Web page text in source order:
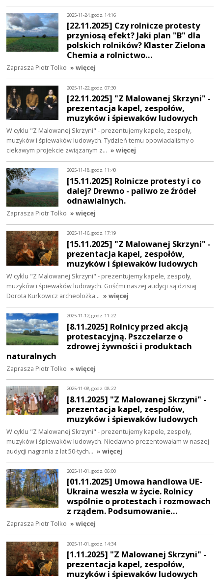
2025-11-24, godz. 14:16
[22.11.2025] Czy rolnicze protesty
przyniosą efekt? Jaki plan "B" dla
polskich rolników? Klaster Zielona
Chemia a rolnictwo…
Zaprasza Piotr Tolko » więcej
2025-11-22, godz. 07:30
[22.11.2025] "Z Malowanej Skrzyni" -
prezentacja kapel, zespołów,
muzyków i śpiewaków ludowych
W cyklu "Z Malowanej Skrzyni" - prezentujemy kapele, zespoły,
muzyków i śpiewaków ludowych. Tydzień temu opowiadaliśmy o
ciekawym projekcie związanym z… » więcej
2025-11-18, godz. 11:40
[15.11.2025] Rolnicze protesty i co
dalej? Drewno - paliwo ze źródeł
odnawialnych.
Zaprasza Piotr Tolko » więcej
2025-11-16, godz. 17:19
[15.11.2025] "Z Malowanej Skrzyni" -
prezentacja kapel, zespołów,
muzyków i śpiewaków ludowych
W cyklu "Z Malowanej Skrzyni" - prezentujemy kapele, zespoły,
muzyków i śpiewaków ludowych. Gośćmi naszej audycji są dzisiaj
Dorota Kurkowicz archeolożka… » więcej
2025-11-12, godz. 11:22
[8.11.2025] Rolnicy przed akcją
protestacyjną. Pszczelarze o
zdrowej żywności i produktach
naturalnych
Zaprasza Piotr Tolko » więcej
2025-11-08, godz. 08:22
[8.11.2025] "Z Malowanej Skrzyni" -
prezentacja kapel, zespołów,
muzyków i śpiewaków ludowych
W cyklu "Z Malowanej Skrzyni" - prezentujemy kapele, zespoły,
muzyków i śpiewaków ludowych. Niedawno prezentowałam w naszej
audycji nagrania z lat 50-tych… » więcej
2025-11-01, godz. 06:00
[01.11.2025] Umowa handlowa UE-
Ukraina weszła w życie. Rolnicy
wspólnie o protestach i rozmowach
z rządem. Podsumowanie…
Zaprasza Piotr Tolko » więcej
2025-11-01, godz. 14:34
[1.11.2025] "Z Malowanej Skrzyni" -
prezentacja kapel, zespołów,
muzyków i śpiewaków ludowych